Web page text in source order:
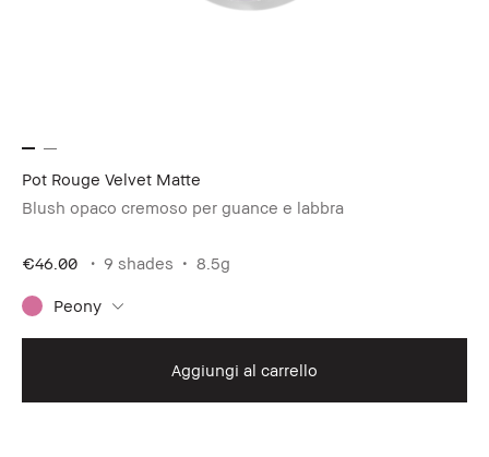
Pot Rouge Velvet Matte
Blush opaco cremoso per guance e labbra
€46.00 9 shades 8.5g
Peony
Aggiungi al carrello